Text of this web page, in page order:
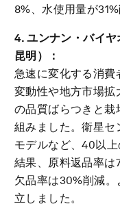
8%、水使用量が
4. ユンナン・バイヤ
昆明）：
急速に変化する消費
変動性や地方市場拡
の品質ばらつきと栽
組みました。衛星セ
モデルなど、40以
結果、原料返品率は
欠品率は30%削減
立しました。